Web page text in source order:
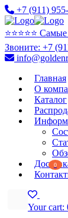
+7 (911)
⭐️⭐️⭐️⭐️⭐️
Звоните: +7
Главная
О
Каталог
0
Your cart: